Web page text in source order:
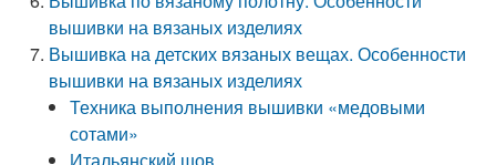
вышивки на вязаных изделиях
Вышивка на детских вязаных вещах. Особенности
вышивки на вязаных изделиях
Техника выполнения вышивки «медовыми
сотами»